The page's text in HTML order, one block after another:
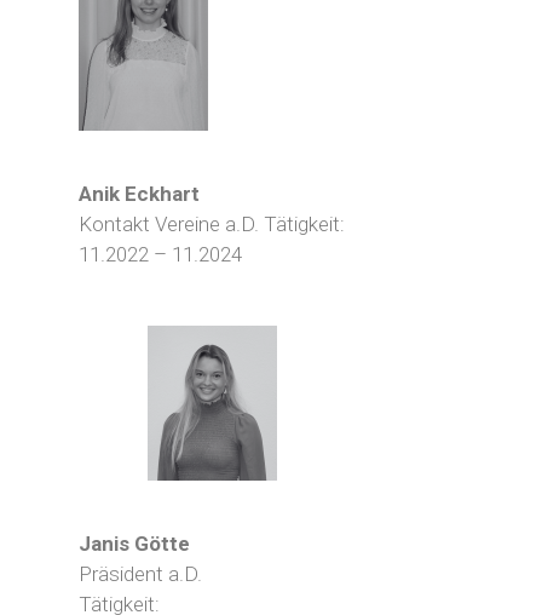
Anik Eckhart
Kontakt Vereine a.D. Tätigkeit:
11.2022 – 11.2024
Janis Götte
Präsident a.D.
Tätigkeit: